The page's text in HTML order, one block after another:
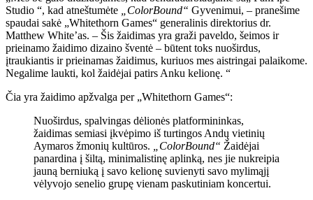
Studio “, kad atneštumėte
„ColorBound“ Gyvenimui, – pranešime
spaudai sakė „Whitethorn Games“ generalinis direktorius dr.
Matthew White’as. – Šis žaidimas yra graži paveldo, šeimos ir
prieinamo žaidimo dizaino šventė – būtent toks nuoširdus,
įtraukiantis ir prieinamas žaidimus, kuriuos mes aistringai palaikome.
Negalime laukti, kol žaidėjai patirs Anku kelionę. “
Čia yra žaidimo apžvalga per „Whitethorn Games“:
Nuoširdus, spalvingas dėlionės platformininkas,
žaidimas semiasi įkvėpimo iš turtingos Andų vietinių
Aymaros žmonių kultūros.
„ColorBound“ Žaidėjai
panardina į šiltą, minimalistinę aplinką, nes jie nukreipia
jauną berniuką į savo kelionę suvienyti savo mylimąjį
vėlyvojo senelio grupę vienam paskutiniam koncertui.